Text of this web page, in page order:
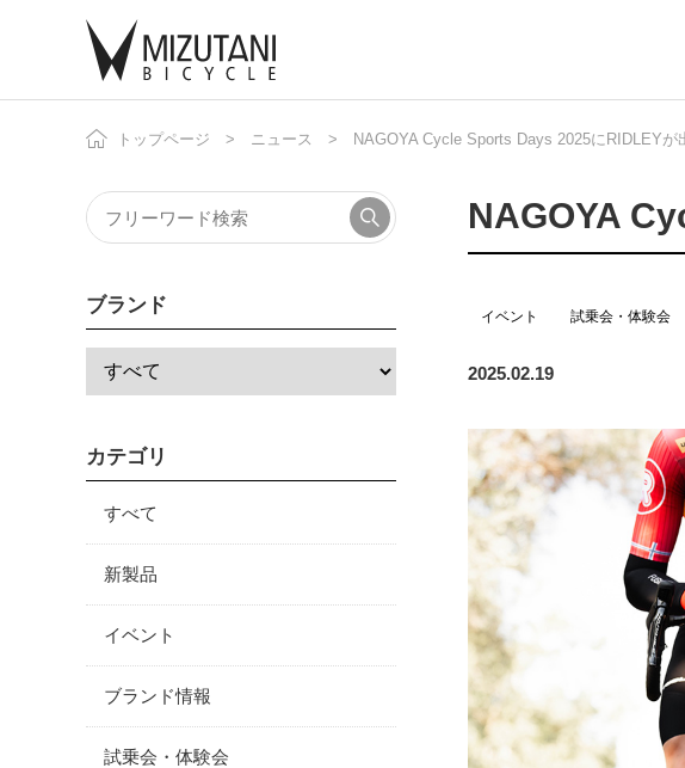
自転車 自転
ニュース
トップページ ニュース NAGOYA Cycle Sports Days 2025にRIDLEYが
NAGOYA
イベント 試乗会・体験会
2025.02.19
ブランド
カテゴリ
すべて
新製品
イベント
ブランド情報
試乗会・体験会